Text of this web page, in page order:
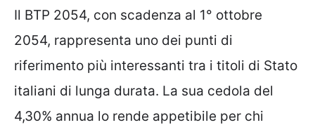
Il BTP 2054, con scadenza al 1° ottobre
2054, rappresenta uno dei punti di
riferimento più interessanti tra i titoli di Stato
italiani di lunga durata. La sua cedola del
4,30% annua lo rende appetibile per chi